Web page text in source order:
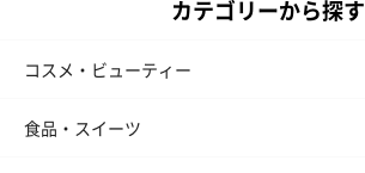
カテゴリーから探す
コスメ・ビューティー
食品・スイーツ